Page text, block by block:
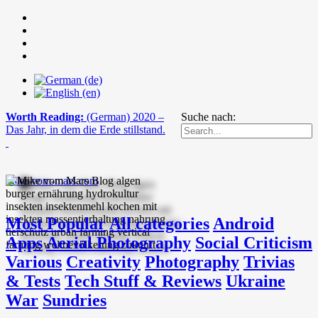
Suche nach:
Worth Reading: (German) 2020 –
Das Jahr, in dem die Erde stillstand.
mike-vom-mars.com
Most PopularAll categories Android
AppsAerial Photography Social Criticism
Various Creativity Photography Trivias
& Tests Tech Stuff & Reviews Ukraine
War Sundries